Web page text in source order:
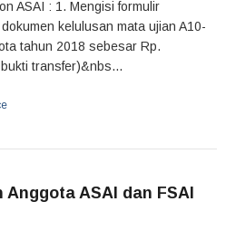
ASAI : 1. Mengisi formulir
kelulusan mata ujian A10-
tahun 2018 sebesar Rp.
transfer)&nbs...
ASAI dan FSAI